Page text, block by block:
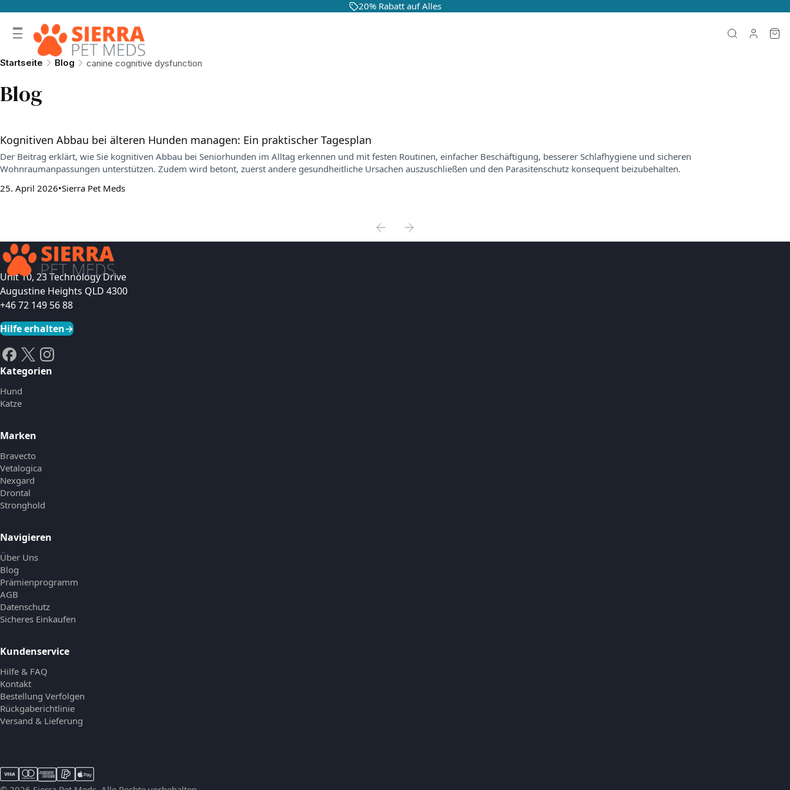
20% Rabatt auf Alles
Startseite Blog canine cognitive dysfunction
Blog
Kognitiven Abbau bei älteren Hunden managen: Ein praktischer Tagesplan
Der Beitrag erklärt, wie Sie kognitiven Abbau bei Seniorhunden im Alltag erkennen und mit festen Routinen, einfacher Beschäftigung, besserer Schlafhygiene und sicheren
Wohnraumanpassungen unterstützen. Zudem wird betont, zuerst andere gesundheitliche Ursachen auszuschließen und den Parasitenschutz konsequent beizubehalten.
25. April 2026 Sierra Pet Meds
Unit 10, 23 Technology Drive
Augustine Heights QLD 4300
+46 72 149 56 88
Hilfe erhalten→
Kategorien
Hund
Katze
Marken
Bravecto
Vetalogica
Nexgard
Drontal
Stronghold
Navigieren
Über Uns
Blog
Prämienprogramm
AGB
Datenschutz
Sicheres Einkaufen
Kundenservice
Hilfe & FAQ
Kontakt
Bestellung Verfolgen
Rückgaberichtlinie
Versand & Lieferung